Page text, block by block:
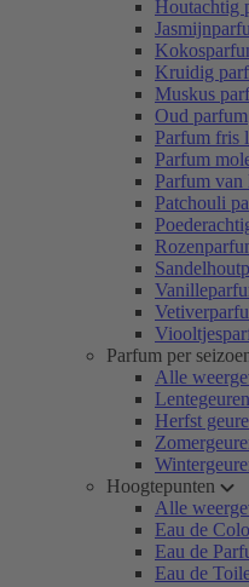
Houtachtig
Kruidig
Muskus
Oud parfum
Parfum fris
Parfum
Parfum van
Patchouli
Parfum per
Alle
Lentegeuren
Herfst
Hoogtepunten
Alle
Eau de
Eau de
Eau de